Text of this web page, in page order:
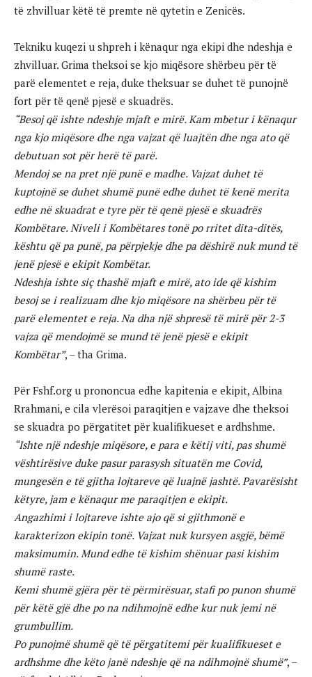
të zhvilluar këtë të premte në qytetin e Zenicës.
Tekniku kuqezi u shpreh i kënaqur nga ekipi dhe ndeshja e
zhvilluar. Grima theksoi se kjo miqësore shërbeu për të
parë elementet e reja, duke theksuar se duhet të punojnë
fort për të qenë pjesë e skuadrës.
“Besoj që ishte ndeshje mjaft e mirë. Kam mbetur i kënaqur
nga kjo miqësore dhe nga vajzat që luajtën dhe nga ato që
debutuan sot për herë të parë.
Mendoj se na pret një punë e madhe. Vajzat duhet të
kuptojnë se duhet shumë punë edhe duhet të kenë merita
edhe në skuadrat e tyre për të qenë pjesë e skuadrës
Kombëtare. Niveli i Kombëtares tonë po rritet dita-ditës,
kështu që pa punë, pa përpjekje dhe pa dëshirë nuk mund të
jenë pjesë e ekipit Kombëtar.
Ndeshja ishte siç thashë mjaft e mirë, ato ide që kishim
besoj se i realizuam dhe kjo miqësore na shërbeu për të
parë elementet e reja. Na dha një shpresë të mirë për 2-3
vajza që mendojmë se mund të jenë pjesë e ekipit
Kombëtar”, – tha Grima.
Për Fshf.org u prononcua edhe kapitenia e ekipit, Albina
Rrahmani, e cila vlerësoi paraqitjen e vajzave dhe theksoi
se skuadra po përgatitet për kualifikueset e ardhshme.
“Ishte një ndeshje miqësore, e para e këtij viti, pas shumë
vështirësive duke pasur parasysh situatën me Covid,
mungesën e të gjitha lojtareve që luajnë jashtë. Pavarësisht
këtyre, jam e kënaqur me paraqitjen e ekipit.
Angazhimi i lojtareve ishte ajo që si gjithmonë e
karakterizon ekipin tonë. Vajzat nuk kursyen asgjë, bëmë
maksimumin. Mund edhe të kishim shënuar pasi kishim
shumë raste.
Kemi shumë gjëra për të përmirësuar, stafi po punon shumë
për këtë gjë dhe po na ndihmojnë edhe kur nuk jemi në
grumbullim.
Po punojmë shumë që të përgatitemi për kualifikueset e
ardhshme dhe këto janë ndeshje që na ndihmojnë shumë”, –